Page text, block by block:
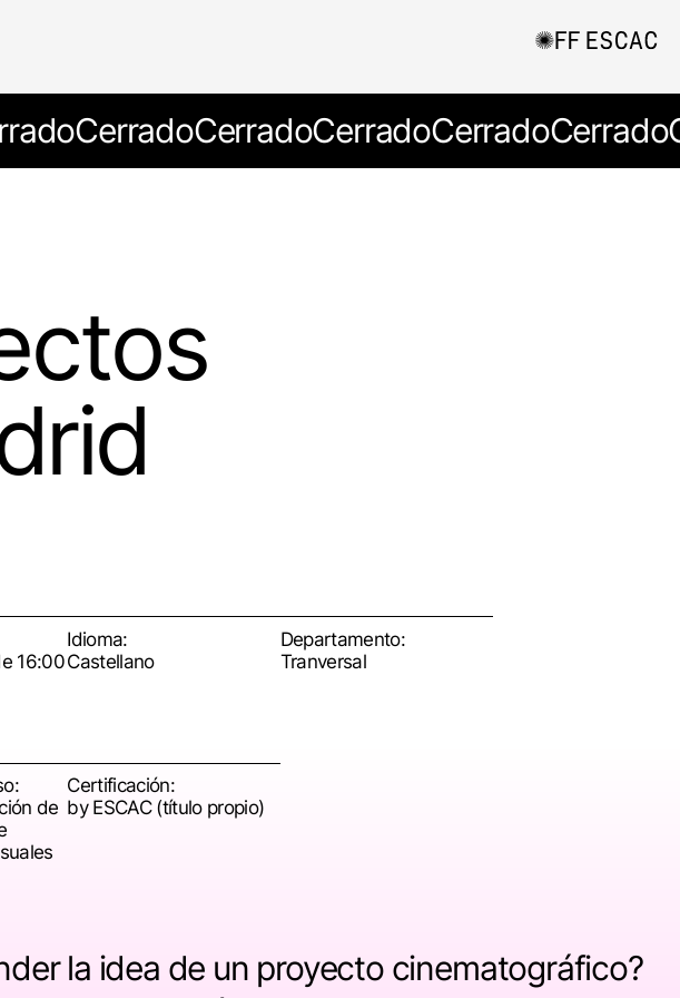
CerradoCerradoCerradoCerradoCerrado
16:00
Idioma:
Castellano
Departamento:
Tranversal
de
Certificación:
by ESCAC (título propio)
la idea de un proyecto cinematográfico?